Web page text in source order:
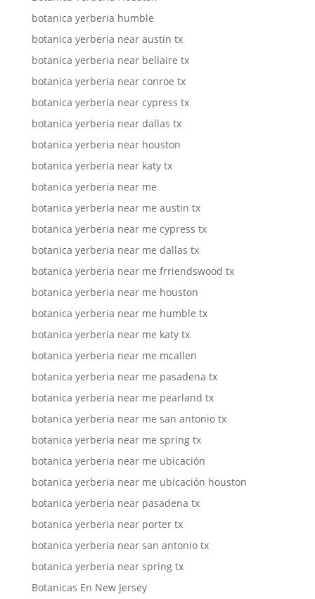
botanica yerberia humble
botanica yerberia near austin tx
botanica yerberia near bellaire tx
botanica yerberia near conroe tx
botanica yerberia near cypress tx
botanica yerberia near dallas tx
botanica yerberia near houston
botanica yerberia near katy tx
botanica yerberia near me
botanica yerberia near me austin tx
botanica yerberia near me cypress tx
botanica yerberia near me dallas tx
botanica yerberia near me frriendswood tx
botanica yerberia near me houston
botanica yerberia near me humble tx
botanica yerberia near me katy tx
botanica yerberia near me mcallen
botanica yerberia near me pasadena tx
botanica yerberia near me pearland tx
botanica yerberia near me san antonio tx
botanica yerberia near me spring tx
botanica yerberia near me ubicación
botanica yerberia near me ubicación houston
botanica yerberia near pasadena tx
botanica yerberia near porter tx
botanica yerberia near san antonio tx
botanica yerberia near spring tx
Botanicas En New Jersey